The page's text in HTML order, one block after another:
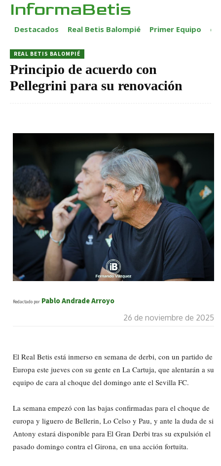
InformaBetis
Destacados Real Betis Balompié Primer Equipo
REAL BETIS BALOMPIÉ
Principio de acuerdo con
Pellegrini para su renovación
Redactado por Pablo Andrade Arroyo
26 de noviembre de 2025
El Real Betis está inmerso en semana de derbi, con un partido de
Europa este jueves con su gente en La Cartuja, que alentarán a su
equipo de cara al choque del domingo ante el Sevilla FC.
La semana empezó con las bajas confirmadas para el choque de
europa y liguero de Bellerin, Lo Celso y Pau, y ante la duda de si
Antony estará disponible para El Gran Derbi tras su expulsión el
pasado domingo contra el Girona, en una acción fortuita.